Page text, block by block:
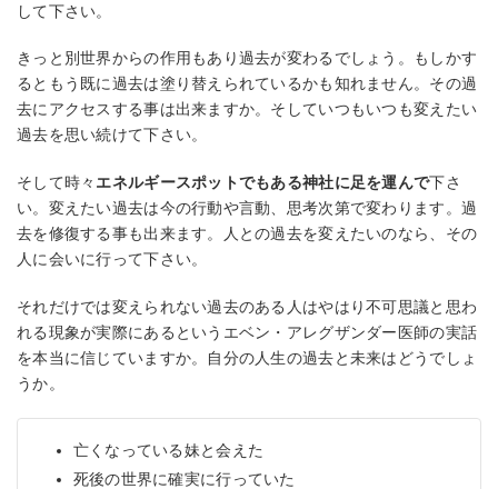
して下さい。
きっと別世界からの作用もあり過去が変わるでしょう。もしかす
るともう既に過去は塗り替えられているかも知れません。その過
去にアクセスする事は出来ますか。そしていつもいつも変えたい
過去を思い続けて下さい。
そして時々 エネルギースポットでもある神社に足を運んで下さ
い。変えたい過去は今の行動や言動、思考次第で変わります。過
去を修復する事も出来ます。人との過去を変えたいのなら、その
人に会いに行って下さい。
それだけでは変えられない過去のある人はやはり不可思議と思わ
れる現象が実際にあるというエベン・アレグザンダー医師の実話
を本当に信じていますか。自分の人生の過去と未来はどうでしょ
うか。
亡くなっている妹と会えた
死後の世界に確実に行っていた